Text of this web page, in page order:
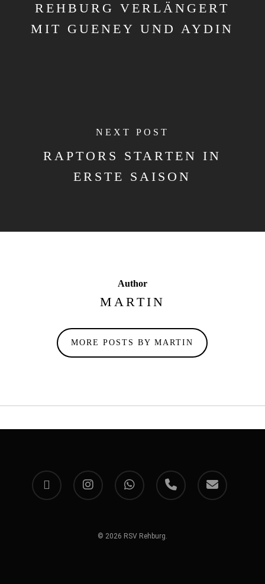
REHBURG VERLÄNGERT
MIT GUENEY UND AYDIN
NEXT POST
RAPTORS STARTEN IN
ERSTE SAISON
Author
MARTIN
MORE POSTS BY MARTIN
facebook instagram whatsapp phone email
© 2026 RSV Rehburg.